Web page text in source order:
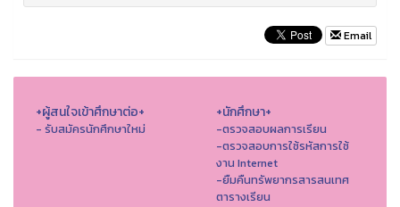
Email
+ผู้สนใจเข้าศึกษาต่อ+
- รับสมัครนักศึกษาใหม่
+นักศึกษา+
-ตรวจสอบผลการเรียน
-ตรวจสอบการใช้รหัสการใช้
งาน Internet
-ยืมคืนทรัพยากรสารสนเทศ
ตารางเรียน